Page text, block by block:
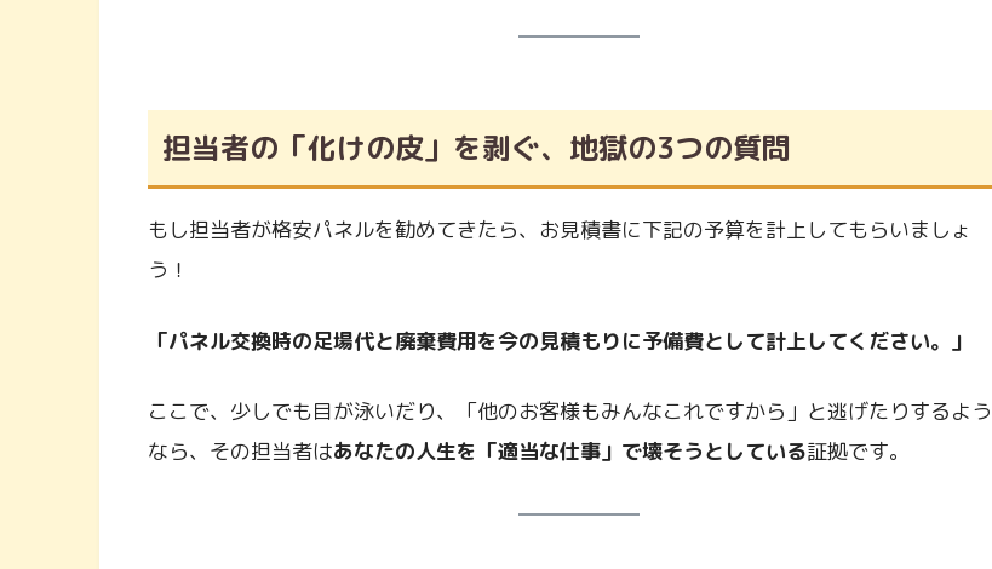
担当者の「化けの皮」を剥ぐ、地獄の3つの質問
もし担当者が格安パネルを勧めてきたら、お見積書に下記の予算を計上してもらいましょ
う！
「パネル交換時の足場代と廃棄費用を今の見積もりに予備費として計上してください。」
ここで、少しでも目が泳いだり、「他のお客様もみんなこれですから」と逃げたりするよう
なら、その担当者はあなたの人生を「適当な仕事」で壊そうとしている証拠です。